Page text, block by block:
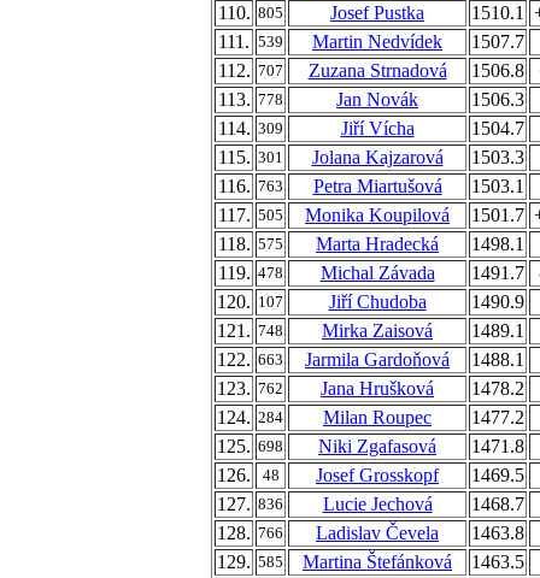
110. 805 Josef Pustka 1510.1
111. 539 Martin Nedvídek
1507.7
112. 707 Zuzana Strnadová 1506.8
113. 778 Jan Novák
1506.3
114. 309 Jiří Vícha
1504.7
115. 301 Jolana Kajzarová
1503.3
116. 763 Petra Miartušová
1503.1
117. 505 Monika Koupilová 1501.7
118. 575 Marta Hradecká
1498.1
119. 478 Michal Závada 1491.7
120. 107 Jiří Chudoba
1490.9
121. 748 Mirka Zaisová
1489.1
122. 663 Jarmila Gardoňová
1488.1
123. 762 Jana Hrušková
1478.2
124. 284 Milan Roupec
1477.2
125. 698 Niki Zgafasová
1471.8
126.
48 Josef Grosskopf
1469.5
127. 836 Lucie Jechová
1468.7
128. 766 Ladislav Čevela
1463.8
129. 585 Martina Štefánková
1463.5